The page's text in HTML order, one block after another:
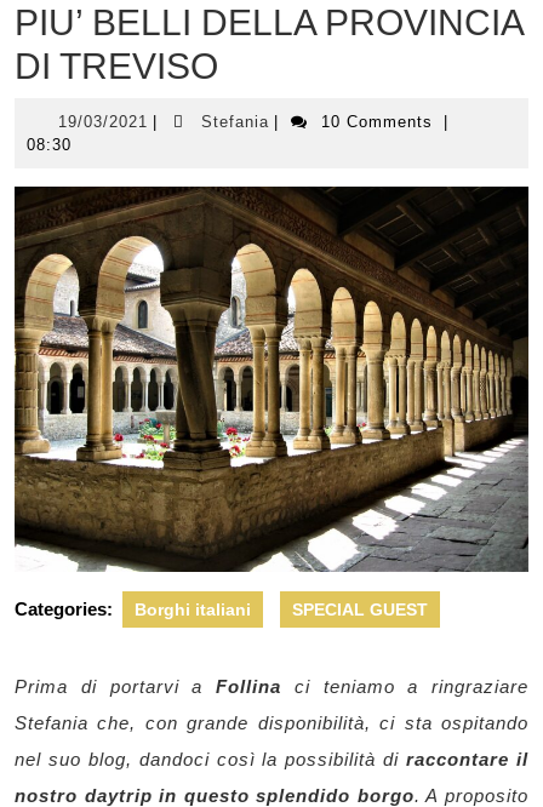
PIU’ BELLI DELLA PROVINCIA
DI TREVISO
19/03/2021 19/03/2021StefaniaStefania10 Comments
08:30
Categories: Borghi italiani SPECIAL GUEST
Prima di portarvi a Follina ci teniamo a ringraziare
Stefania che, con grande disponibilità, ci sta ospitando
nel suo blog, dandoci così la possibilità diraccontare il
nostro daytrip in questo splendido borgo. A proposito